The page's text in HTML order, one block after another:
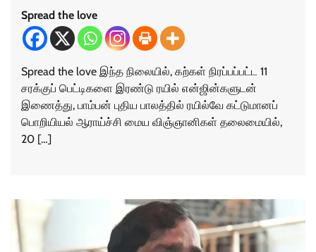
Spread the love
Spread the love இந்த நிலையில், கற்கள் நிரப்பப்பட்ட 11
சரக்குப் பெட்டிகளை இரண்டு ரயில் என்ஜின்களுடன்
இணைத்து, பாம்பன் புதிய பாலத்தில் ரயில்வே கட்டுமானப்
பொறியியல் ஆராய்ச்சி மைய விஞ்ஞானிகள் தலைமையில்,
20 […]